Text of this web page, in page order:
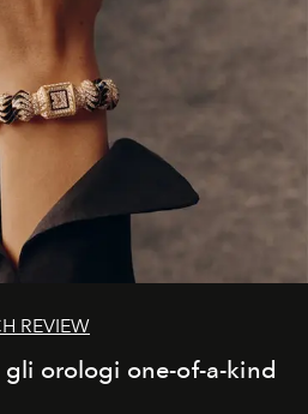
REVIEW
gli orologi one-of-a-kind